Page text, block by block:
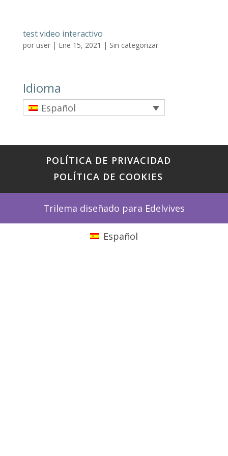
test video interactivo
por user| Ene 15, 2021 | Sin categorizar
Idioma
Español
POLÍTICA DE PRIVACIDAD
POLÍTICA DE COOKIES
Trilema diseñado para Edelvives
Español